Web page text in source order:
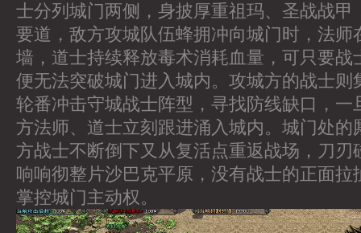
士分列城门两侧，身披厚重祖玛、圣战战甲
要道，敌方攻城队伍蜂拥冲向城门时，法师
墙，道士持续释放毒术消耗血量，可只要战
便无法突破城门进入城内。攻城方的战士则
轮番冲击守城战士阵型，寻找防线缺口，一
方法师、道士立刻跟进涌入城内。城门处的
方战士不断倒下又从复活点重返战场，刀刃
响响彻整片沙巴克平原，没有战士的正面拉
掌控城门主动权。